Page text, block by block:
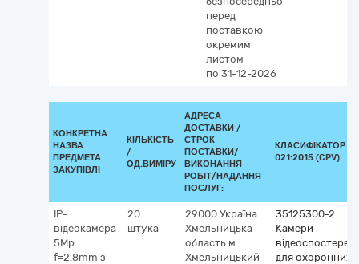
перед
поставкою
окремим
листом
по 31-12-2026
КОНКРЕТНА
НАЗВА
ПРЕДМЕТА
ЗАКУПІВЛІ
КІЛЬКІСТЬ
/
ОД.ВИМІРУ
АДРЕСА
ДОСТАВКИ /
СТРОК
ПОСТАВКИ/
ВИКОНАННЯ
РОБІТ/НАДАННЯ
ПОСЛУГ:
КЛАСИФІКАТОР ДК
021:2015 (CPV)
IP-
відеокамера
5Mp
f=2.8mm з
20
штука
29000 Україна
Хмельницька
область м.
Хмельницький
35125300-2
Камери
для охоронних